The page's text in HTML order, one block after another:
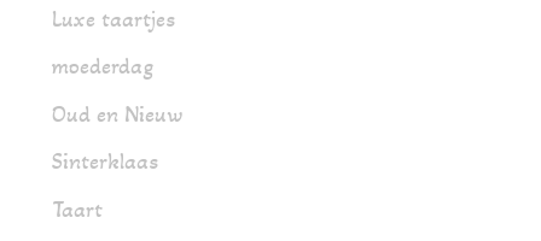
Luxe taartjes
moederdag
Oud en Nieuw
Sinterklaas
Taart